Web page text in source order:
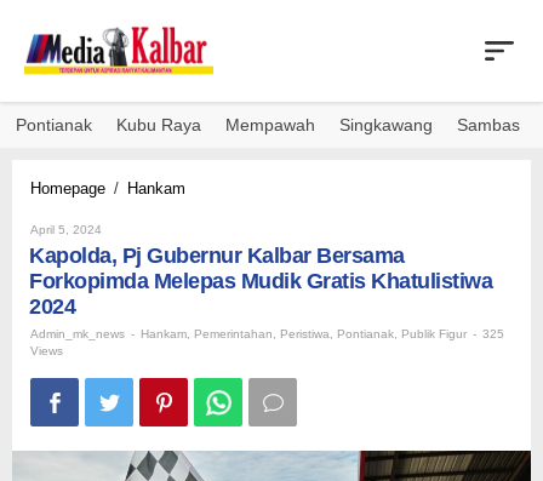
content
Pontianak Kubu Raya Mempawah Singkawang Sambas
Homepage / Hankam
Kalbar
Bersama
Forkopimda
Mudik
Khatulistiwa
2024
April 5, 2024
Kapolda, Pj Gubernur Kalbar Bersama
Forkopimda Melepas Mudik Gratis Khatulistiwa
2024
Admin_mk_news - Hankam Pemerintahan Peristiwa Pontianak Publik Figur - 325
Views